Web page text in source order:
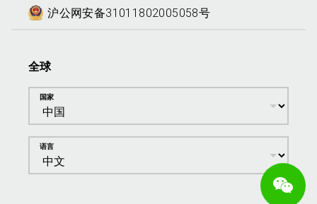
沪公网安备31011802005058号
全球
国家
语言